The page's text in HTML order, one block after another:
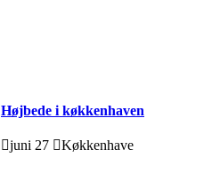
Højbede i køkkenhaven
juni 27 Køkkenhave